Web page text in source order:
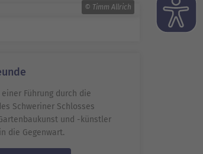
© Timm Allrich
Führung durch die
Schweriner Schlosses
und -künstler
die Gegenwart.